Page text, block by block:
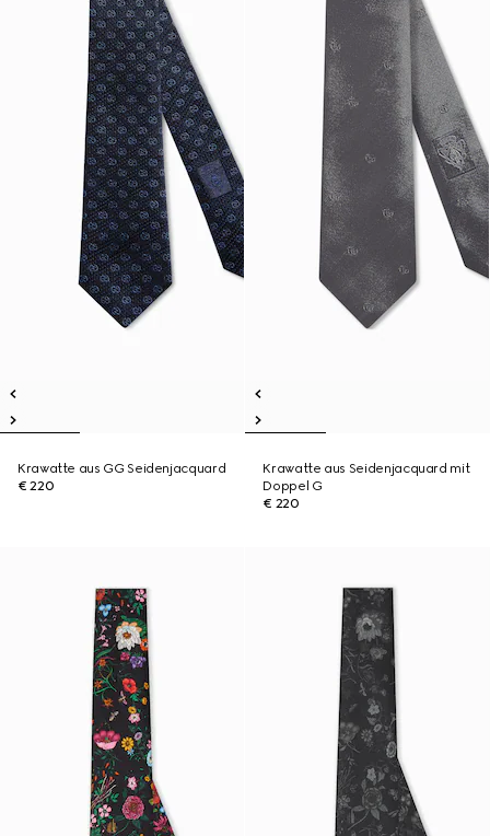
Krawatte aus GG Seidenjacquard
€ 220
Krawatte aus Seidenjacquard mit
Doppel G
€ 220